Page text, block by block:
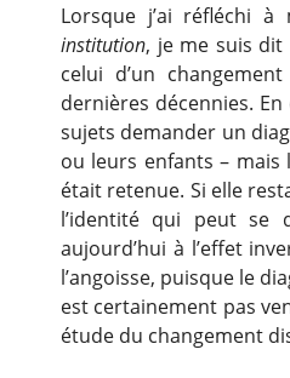
Lorsque j’ai réfléchi
institution, je me suis dit
celui d’un
dernières décennies.
sujets demander un
ou leurs enfants – mais
était retenue. Si elle
l’identité qui peut se
aujourd’hui à l’effet
l’angoisse, puisque le
est certainement pas
étude du changement